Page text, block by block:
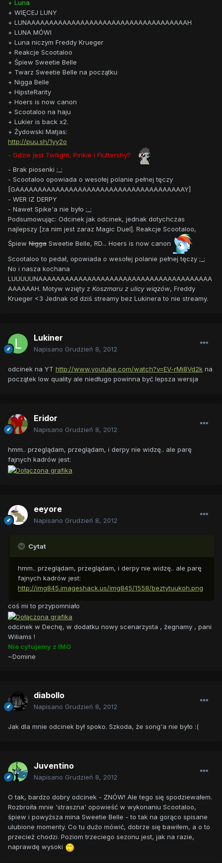
+ Luna
+ WIĘCEJ LUNY
+ LUNAAAAAAAAAAAAAAAAAAAAAAAAAAAAAAAAAAAAH
+ LUNA MÓWI
+ Luna niczym Freddy Krueger
+ Reakcje Scootaloo
+ Śpiew Sweetie Belle
+ Twarz Sweetie Belle na początku
+ Nigga Belle
+ HipsteRarity
+ Hoers is now canon
+ Scootaloo na haju
+ Lukier is back x2.
+ Żydowski Matjas:
http://puu.sh/1yy2o
- Gdzie jest Twilight, Pinkie i Fluttershy?
- Brak piosenki ;_;
- Scootaloo opowiada o wesołej polanie pełnej tęczy
[GAAAAAAAAAAAAAAAAAAAAAAAAAAAAAAAAAAAAAAY]
- WER IZ DERPY
- Nawet Spike'a nie było ;_;
Podsumowując: Odcinek jak odcinek, jednak dotychczas
najlepszy [za nim jest zaraz Magic Duel]. Reakcje Scootaloo,
Śpiew Nigga Sweetie Belle, RD... Hoers is now canon
Scootaloo to pedał, opowiada o wesołej polanie pełnej tęczy ;_;
No i nasza kochana
LUUUUUNAAAAAAAAAAAAAAAAAAAAAAAAAAAAAAAAAAAAAAA
AAAAAAH. Motyw wzięty z Koszmaru z ulicy wiązów, Freddy
Krueger <3 Jednak od dziś streamy bez Lukinera to nie streamy.
Lukiner
Napisano Grudzień 8, 2012
odcinek na YT http://www.youtube.com/watch?v=EV-rMi8Vd2k na
początek low quality ale niedługo powinna być lepsza wersja
Eridor
Napisano Grudzień 8, 2012
hmm.. przeglądam, przeglądam, i derpy nie widzę.. ale parę
fajnych kadrów jest:
eeyore
Napisano Grudzień 8, 2012
Cytat
hmm.. przeglądam, przeglądam, i derpy nie widzę.. ale parę
fajnych kadrów jest:
http://img845.imageshack.us/img845/1558/beztytuukoh.png
coś mi to przypomniało
odcinek w Dechę, w dodatku nowy scenarzysta , żegnamy , pani
Wiliams !
Nie cytujemy z IMG
~Domine
diabollo
Napisano Grudzień 8, 2012
Jak dla mnie odcinek był spoko. Szkoda, że song'a nie było :(
Juventino
Napisano Grudzień 8, 2012
O tak, bardzo dobry odcinek - ZNÓW! Ale tego się spodziewałem.
Rozbroiła mnie 'straszna' opowieść w wykonaniu Scootaloo,
śpiew i powyższa mina Sweetie Belle - to tak na gorąco spisane
ulubione momenty. Co tu dużo mówić, dobrze się bawiłem, a o to
przecież chodzi. Poziom trzeciego sezonu jest, jak na razie,
naprawdę wysoki